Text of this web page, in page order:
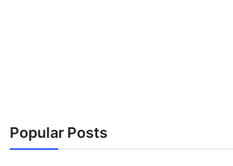
Popular Posts